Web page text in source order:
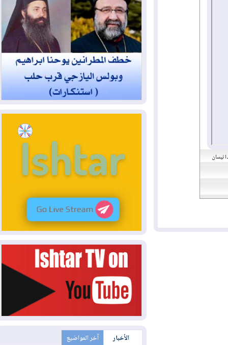
الأخبار آخر المواضيع